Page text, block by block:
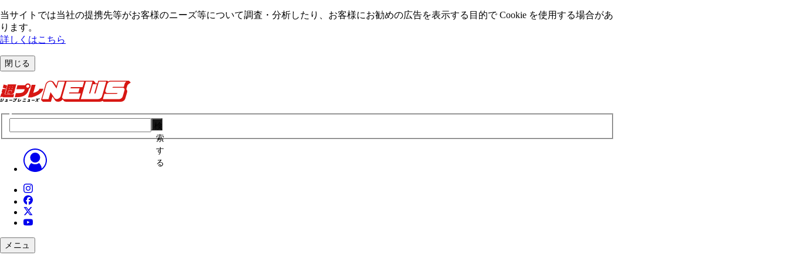
当サイトでは当社の提携先等がお客様のニーズ等について調査・分析したり、お客様にお勧めの広告を表⽰する⽬的で Cookie を使⽤する場合があ
ります。
詳しくはこちら
閉じる
索
す
る
メニュ